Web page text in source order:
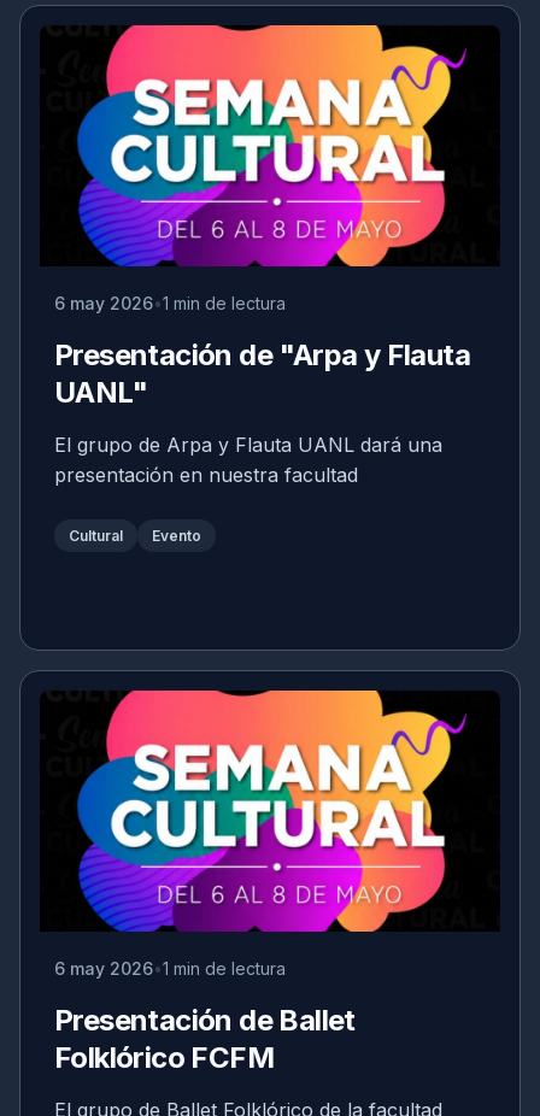
6 may 2026 1 min de lectura
Presentación de "Arpa y Flauta
UANL"
El grupo de Arpa y Flauta UANL dará una
presentación en nuestra facultad
Cultural Evento
6 may 2026 1 min de lectura
Presentación de Ballet
Folklórico FCFM
El grupo de Ballet Folklórico de la facultad